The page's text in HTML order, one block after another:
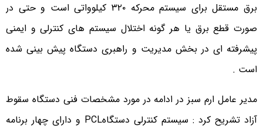
برق مستقل برای سیستم محرکه ۳۲۰ کیلوواتی است و حتی در
صورت قطع برق یا هر گونه اختلال سیستم های کنترلی و ایمنی
پیشرفته ای در بخش مدیریت و راهبری دستگاه پیش بینی شده
است .
مدیر عامل ارم سبز در ادامه در مورد مشخصات فنی دستگاه سقوط
آزاد تشریح کرد : سیستم کنترلی دستگاهPCL و دارای چهار برنامه